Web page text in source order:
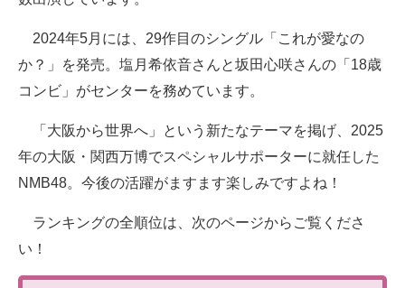
2024年5月には、29作目のシングル「これが愛なの
か？」を発売。塩月希依音さんと坂田心咲さんの「18歳
コンビ」がセンターを務めています。
「大阪から世界へ」という新たなテーマを掲げ、2025
年の大阪・関西万博でスペシャルサポーターに就任した
NMB48。今後の活躍がますます楽しみですよね！
ランキングの全順位は、次のページからご覧くださ
い！